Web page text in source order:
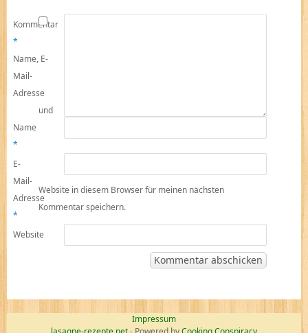
Kommentar
*
Name
*
E-
Mail-
Adresse
*
Website
Name, E-
Mail-
Adresse
und
Website in diesem Browser für meinen nächsten
Kommentar speichern.
Impressum